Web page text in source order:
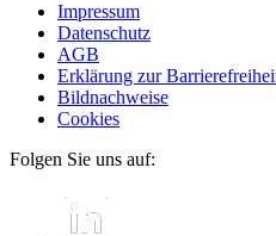
Impressum
Datenschutz
AGB
Erklärung zur
Bildnachweise
Cookies
Folgen Sie uns auf: